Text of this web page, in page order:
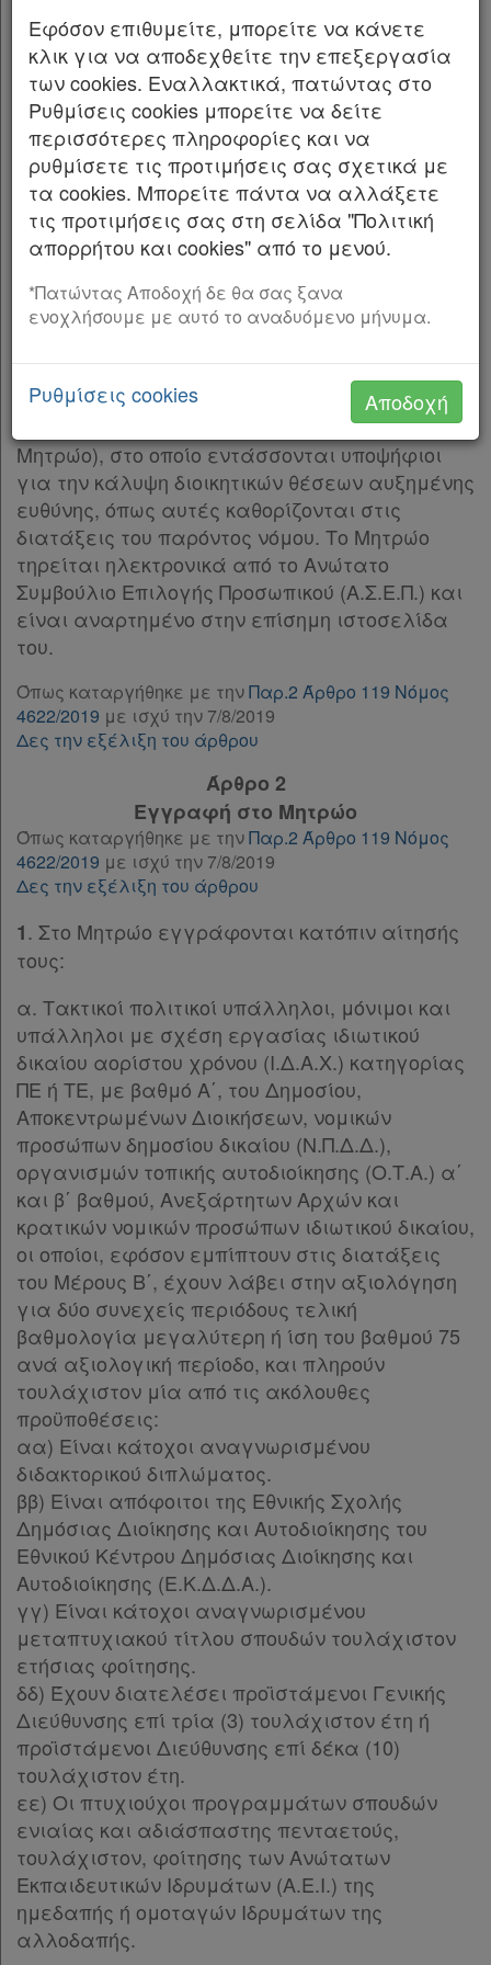
Χρήσιμα
Assistant
Νομολογία
Kodiko
Forum
Αναζήτηση
Κ.Α.Δ.
Διακρατικές
Συμφωνίες
Ελλάδας
Πληροφορίες
Εταιρεία
Επικοινωνία
Όροι
χρήσης
Πολιτική
απορρήτου
και
cookies
Απόκτηση
Παρ.2
Παρ.3
Παρ.4
Παρ.5
Άρθρο 7 [-]
Παρ.1
Παρ.2
Παρ.3
Παρ.4
Παρ.5
Παρ.6
Άρθρο 8
[-]
Παρ.3
Παρ.5
Άρθρο 9 [-]
Παρ.1
Παρ.2
Άρθρο 10 [-]
Παρ.1
Παρ.2
Παρ.2
Παρ.3
Παρ.4
Άρθρο 13 [-]
Παρ.1
Παρ.1α
Παρ.2
Παρ.3
Παρ.4
ΜΕΡΟΣ Β΄ [-]
Άρθρο 14 [-]
Παρ.1
Παρ.2
Παρ.3
Παρ.4
Άρθρο 15 [-]
Παρ.1
Παρ.2
Παρ.3
Παρ.4
Παρ.5
Παρ.6
Παρ.7
Παρ.8
Άρθρο 16
Παρ.1
Παρ.2
Παρ.3
Παρ.4
Παρ.5
Άρθρο 17 [-]
Παρ.1
Παρ.2
Παρ.3
Παρ.4
Παρ.5
Παρ.6
Παρ.7
Παρ.8
Παρ.9
Παρ.10
Παρ.11
Παρ.12
Παρ.13
και άλλες διατάξεις .
Ο ΠΡΟΕΔΡΟΣ ΤΗΣ ΕΛΛΗΝΙΚΗΣ ΔΗΜΟΚΡΑΤΙΑΣ
Εκδίδομε τον ακόλουθο νόμο που ψήφισε η
Βουλή:
ΜΕΡΟΣ Α΄
ΕΘΝΙΚΟ ΜΗΤΡΩΟ ΕΠΙΤΕΛΙΚΩΝ ΣΤΕΛΕΧΩΝ
ΔΗΜΟΣΙΑΣ ΔΙΟΙΚΗΣΗΣ
Άρθρο 1
Σύσταση Εθνικού Μητρώου Επιτελικών
Συνιστάται Εθνικό Μητρώο Επιτελικών
Στελεχών Δημόσιας Διοίκησης (εφεξής
Μητρώο), στο οποίο εντάσσονται υποψήφιοι
για την κάλυψη διοικητικών θέσεων αυξημένης
ευθύνης, όπως αυτές καθορίζονται στις
διατάξεις του παρόντος νόμου. Το Μητρώο
τηρείται ηλεκτρονικά από το Ανώτατο
Συμβούλιο Επιλογής Προσωπικού (Α.Σ.Ε.Π.) και
είναι αναρτημένο στην επίσημη ιστοσελίδα
του.
Όπως καταργήθηκε με τηνΠαρ.2 Άρθρο 119 Νόμος
4622/2019 με ισχύ την 7/8/2019
Δες την εξέλιξη του άρθρου
Άρθρο 2
Εγγραφή στο Μητρώο
Όπως καταργήθηκε με τηνΠαρ.2 Άρθρο 119 Νόμος
4622/2019 με ισχύ την 7/8/2019
Δες την εξέλιξη του άρθρου
1. Στο Μητρώο εγγράφονται κατόπιν αίτησής
τους:
α. Τακτικοί πολιτικοί υπάλληλοι, μόνιμοι και
υπάλληλοι με σχέση εργασίας ιδιωτικού
δικαίου αορίστου χρόνου (Ι.Δ.Α.Χ.) κατηγορίας
ΠΕ ή TE, με βαθμό Α΄, του Δημοσίου,
Αποκεντρωμένων Διοικήσεων, νομικών
προσώπων δημοσίου δικαίου (Ν.Π.Δ.Δ.),
οργανισμών τοπικής αυτοδιοίκησης (Ο.Τ.Α.) α΄
και β΄ βαθμού, Ανεξάρτητων Αρχών και
κρατικών νομικών προσώπων ιδιωτικού δικαίου,
οι οποίοι, εφόσον εμπίπτουν στις διατάξεις
του Μέρους Β΄, έχουν λάβει στην αξιολόγηση
για δύο συνεχείς περιόδους τελική
βαθμολογία μεγαλύτερη ή ίση του βαθμού 75
ανά αξιολογική περίοδο, και πληρούν
τουλάχιστον μία από τις ακόλουθες
προϋποθέσεις:
αα) Είναι κάτοχοι αναγνωρισμένου
διδακτορικού διπλώματος.
ββ) Είναι απόφοιτοι της Εθνικής Σχολής
Δημόσιας Διοίκησης και Αυτοδιοίκησης του
Εθνικού Κέντρου Δημόσιας Διοίκησης και
Αυτοδιοίκησης (Ε.Κ.Δ.Δ.Α.).
γγ) Είναι κάτοχοι αναγνωρισμένου
μεταπτυχιακού τίτλου σπουδών τουλάχιστον
ετήσιας φοίτησης.
δδ) Έχουν διατελέσει προϊστάμενοι Γενικής
Διεύθυνσης επί τρία (3) τουλάχιστον έτη ή
προϊστάμενοι Διεύθυνσης επί δέκα (10)
τουλάχιστον έτη.
εε) Οι πτυχιούχοι προγραμμάτων σπουδών
ενιαίας και αδιάσπαστης πενταετούς,
τουλάχιστον, φοίτησης των Ανώτατων
Εκπαιδευτικών Ιδρυμάτων (Α.Ε.Ι.) της
ημεδαπής ή ομοταγών Ιδρυμάτων της
αλλοδαπής.
Εφόσον επιθυμείτε, μπορείτε να κάνετε
κλικ για να αποδεχθείτε την επεξεργασία
των cookies. Εναλλακτικά, πατώντας στο
Ρυθμίσεις cookies μπορείτε να δείτε
περισσότερες πληροφορίες και να
ρυθμίσετε τις προτιμήσεις σας σχετικά με
τα cookies. Μπορείτε πάντα να αλλάξετε
τις προτιμήσεις σας στη σελίδα "Πολιτική
απορρήτου και cookies" από το μενού.
*Πατώντας Αποδοχή δε θα σας ξανα
ενοχλήσουμε με αυτό το αναδυόμενο μήνυμα.
Ρυθμίσεις cookies Αποδοχή